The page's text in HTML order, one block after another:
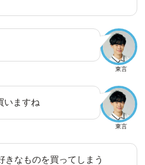
東言
東言
いますね
きなものを買ってしまう